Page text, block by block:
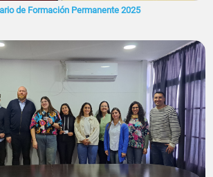
de Formación Permanente 2025